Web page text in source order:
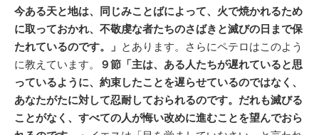
今ある天と地は、同じみことばによって、火で焼かれるため
に取っておかれ、不敬虔な者たちのさばきと滅びの日まで保
たれているのです。」 とあります。さらにペテロはこのよう
に教えています。
９節「主は、ある人たちが遅れていると思
っているように、約束したことを遅らせているのではなく、
あなたがたに対して忍耐しておられるのです。だれも滅びる
ことがなく、すべての人が悔い改めに進むことを望んでおら